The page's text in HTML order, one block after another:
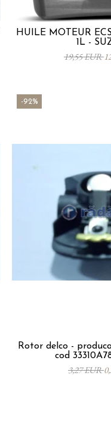
HUILE MOTEUR
1L -
19,55 EUR
-92%
Rotor delco -
cod
3,27 EUR